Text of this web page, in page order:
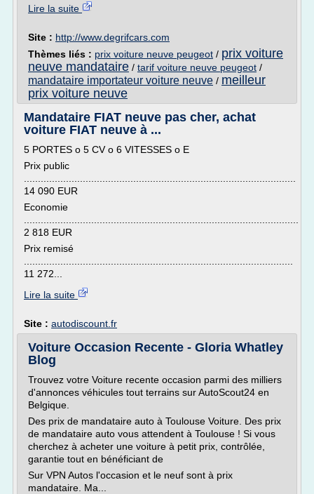
Lire la suite
Site : http://www.degrifcars.com
Thèmes liés : prix voiture neuve peugeot / prix voiture
neuve mandataire / tarif voiture neuve peugeot /
mandataire importateur voiture neuve / meilleur
prix voiture neuve
Mandataire FIAT neuve pas cher, achat
voiture FIAT neuve à ...
5 PORTES o 5 CV o 6 VITESSES o E
Prix public
14 090 EUR
Economie
2 818 EUR
Prix remisé
11 272...
Lire la suite
Site : autodiscount.fr
Voiture Occasion Recente - Gloria Whatley
Blog
Trouvez votre Voiture recente occasion parmi des milliers
d'annonces véhicules tout terrains sur AutoScout24 en
Belgique.
Des prix de mandataire auto à Toulouse Voiture. Des prix
de mandataire auto vous attendent à Toulouse ! Si vous
cherchez à acheter une voiture à petit prix, contrôlée,
garantie tout en bénéficiant de
Sur VPN Autos l'occasion et le neuf sont à prix
mandataire. Ma...